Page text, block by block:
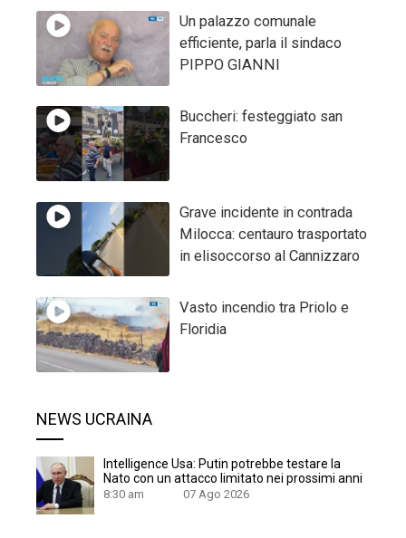
Un palazzo comunale
efficiente, parla il sindaco
PIPPO GIANNI
Buccheri: festeggiato san
Francesco
Grave incidente in contrada
Milocca: centauro trasportato
in elisoccorso al Cannizzaro
Vasto incendio tra Priolo e
Floridia
NEWS UCRAINA
Intelligence Usa: Putin potrebbe testare la
Nato con un attacco limitato nei prossimi anni
8:30 am 07 Ago 2026